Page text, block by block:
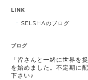
LINK
SELSHAのブログ
ブログ
「皆さんと一緒に世界を
を始めました。不定期に
下さい♪